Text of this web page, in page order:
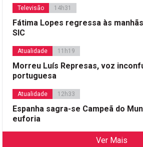
Televisão 14h31
Fátima Lopes regressa às
SIC
Atualidade 11h19
Morreu Luís Represas, voz
portuguesa
Atualidade 12h33
Espanha sagra-se Campeã do
euforia
Ver Mais